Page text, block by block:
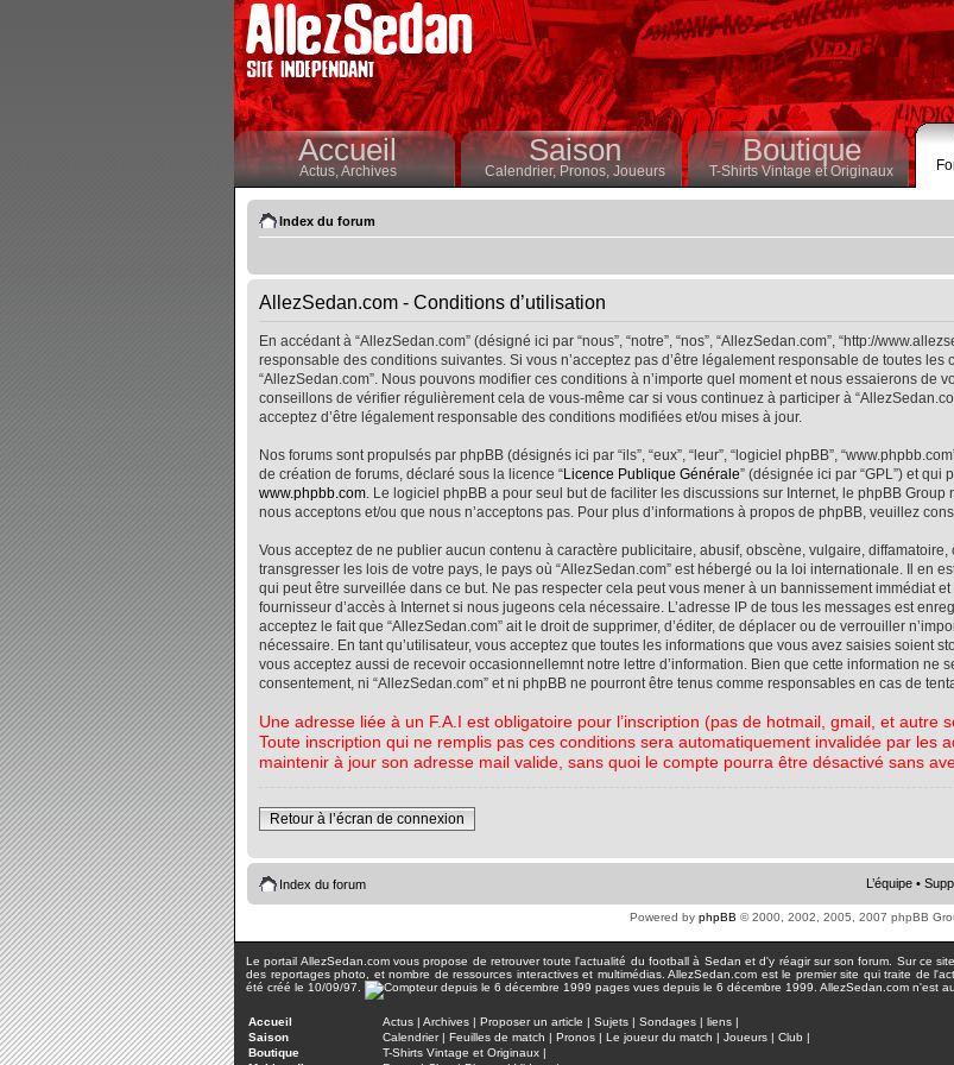
Accueil
Actus,Archives
Saison
Calendrier,Pronos, Joueurs
Boutique
T-Shirts Vintage et Originaux
Index du forum
AllezSedan.com - Conditions d’utilisation
En accédant à “AllezSedan.com” (désigné ici par “nous”, “notre”, “nos”, “AllezSedan.com”, “http://
responsable des conditions suivantes. Si vous n’acceptez pas d’être légalement responsable de toutes
“AllezSedan.com”. Nous pouvons modifier ces conditions à n’importe quel moment et nous essaierons de
conseillons de vérifier régulièrement cela de vous-même car si vous continuez à participer à
acceptez d’être légalement responsable des conditions modifiées et/ou mises à jour.
Nos forums sont propulsés par phpBB (désignés ici par “ils”, “eux”, “leur”, “logiciel phpBB”,
de création de forums, déclaré sous la licence “Licence Publique Générale” (désignée ici par “GPL”) et qui
www.phpbb.com. Le logiciel phpBB a pour seul but de faciliter les discussions sur Internet, le phpBB
nous acceptons et/ou que nous n’acceptons pas. Pour plus d’informations à propos de phpBB, veuillez
Vous acceptez de ne publier aucun contenu à caractère publicitaire, abusif, obscène, vulgaire,
transgresser les lois de votre pays, le pays où “AllezSedan.com” est hébergé ou la loi internationale. Il en
qui peut être surveillée dans ce but. Ne pas respecter cela peut vous mener à un bannissement immédiat
fournisseur d’accès à Internet si nous jugeons cela nécessaire. L’adresse IP de tous les messages est
acceptez le fait que “AllezSedan.com” ait le droit de supprimer, d’éditer, de déplacer ou de verrouiller
nécessaire. En tant qu’utilisateur, vous acceptez que toutes les informations que vous avez saisies soient
vous acceptez aussi de recevoir occasionnellemnt notre lettre d’information. Bien que cette information ne
consentement, ni “AllezSedan.com” et ni phpBB ne pourront être tenus comme responsables en cas de
Une adresse liée à un F.A.I est obligatoire pour l’inscription (pas de hotmail, gmail, et autre
Toute inscription qui ne remplis pas ces conditions sera automatiquement invalidée par les
maintenir à jour son adresse mail valide, sans quoi le compte pourra être désactivé sans
Retour à l’écran de connexion
Index du forum L’équipe •
Powered by phpBB © 2000, 2002, 2005, 2007 phpBB
Le portail AllezSedan.com vous propose de retrouver toute l'actualité du football à Sedan et d'y réagir sur son forum. Sur ce
des reportages photo, et nombre de ressources interactives et multimédias. AllezSedan.com est le premier site qui traite de
été créé le 10/09/97.
pages vues depuis le 6 décembre 1999. AllezSedan.com n'est
Accueil Actus | Archives | Proposer un article | Sujets | Sondages | liens |
Saison
Calendrier| Feuilles de match | Pronos | Le joueur du match | Joueurs | Club |
Boutique
T-Shirts Vintage et Originaux |